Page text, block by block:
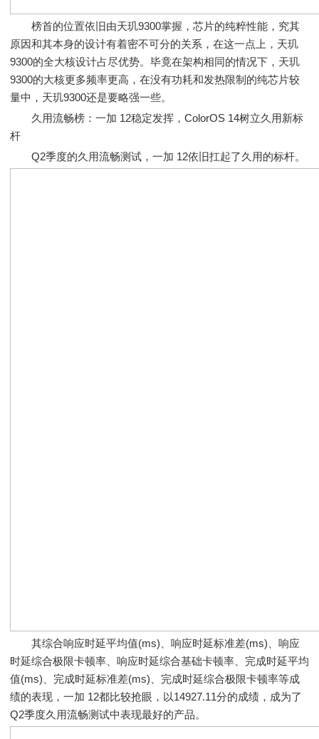
榜首的位置依旧由天玑9300掌握，芯片的纯粹性能，究其
原因和其本身的设计有着密不可分的关系，在这一点上，天玑
9300的全大核设计占尽优势。毕竟在架构相同的情况下，天玑
9300的大核更多频率更高，在没有功耗和发热限制的纯芯片较
量中，天玑9300还是要略强一些。
久用流畅榜：一加 12稳定发挥，ColorOS 14树立久用新标
杆
Q2季度的久用流畅测试，一加 12依旧扛起了久用的标杆。
其综合响应时延平均值(ms)、响应时延标准差(ms)、响应
时延综合极限卡顿率、响应时延综合基础卡顿率、完成时延平均
值(ms)、完成时延标准差(ms)、完成时延综合极限卡顿率等成
绩的表现，一加 12都比较抢眼，以14927.11分的成绩，成为了
Q2季度久用流畅测试中表现最好的产品。